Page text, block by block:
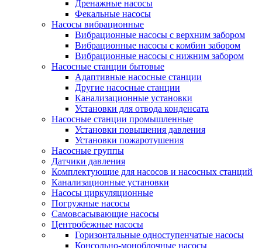
Дренажные насосы
Фекальные насосы
Насосы вибрационные
Вибрационные насосы с верхним забором
Вибрационные насосы с комбин забором
Вибрационные насосы с нижним забором
Насосные станции бытовые
Адаптивные насосные станции
Другие насосные станции
Канализационные установки
Установки для отвода конденсата
Насосные станции промышленные
Установки повышения давления
Установки пожаротушения
Насосные группы
Датчики давления
Комплектующие для насосов и насосных станций
Канализационные установки
Насосы циркуляционные
Погружные насосы
Самовсасывающие насосы
Центробежные насосы
Горизонтальные одноступенчатые насосы
Консольно-моноблочные насосы